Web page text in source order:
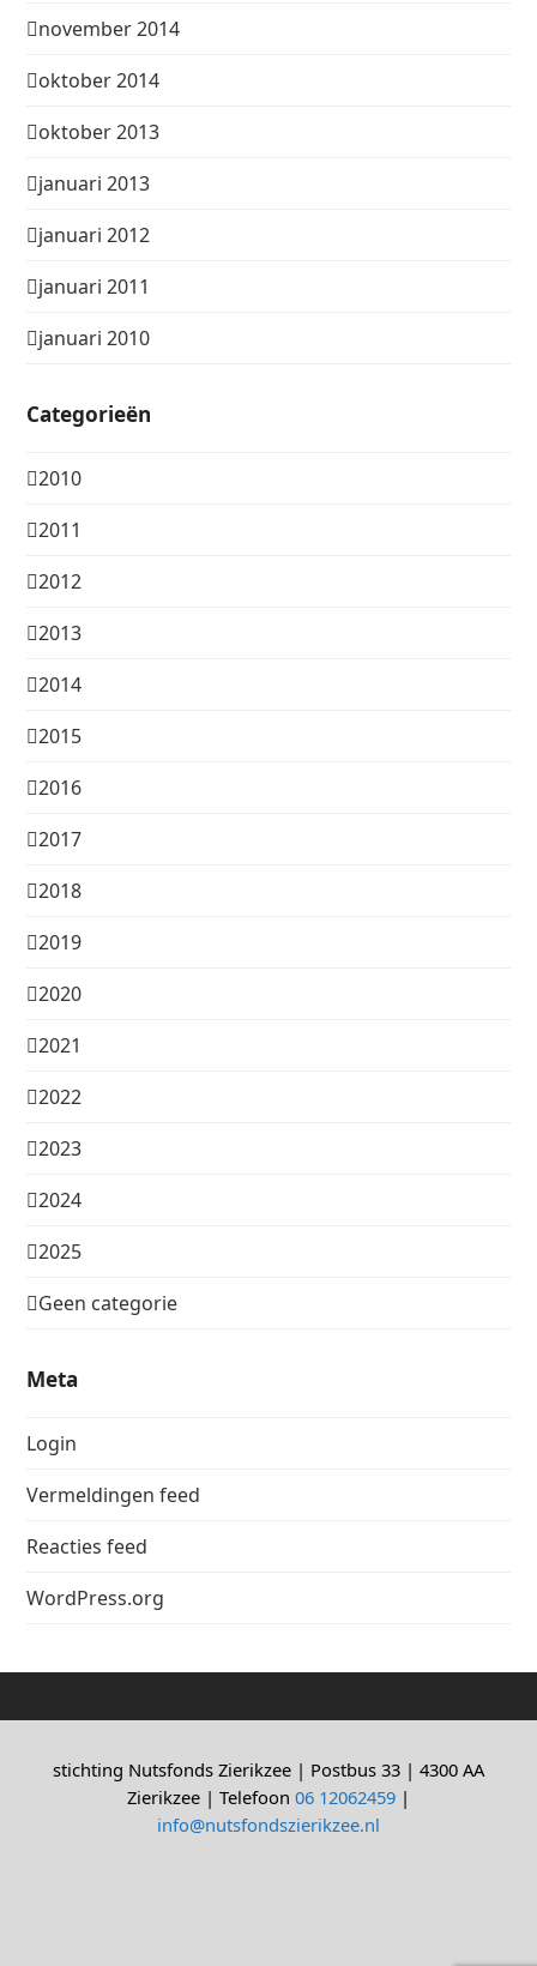
november 2014
oktober 2014
oktober 2013
januari 2013
januari 2012
januari 2011
januari 2010
Categorieën
2010
2011
2012
2013
2014
2015
2016
2017
2018
2019
2020
2021
2022
2023
2024
2025
Geen categorie
Meta
Login
Vermeldingen feed
Reacties feed
WordPress.org
stichting Nutsfonds Zierikzee | Postbus 33 | 4300 AA
Zierikzee | Telefoon 06 12062459 |
info@nutsfondszierikzee.nl